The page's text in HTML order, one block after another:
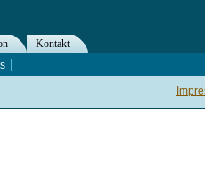
Kontakt